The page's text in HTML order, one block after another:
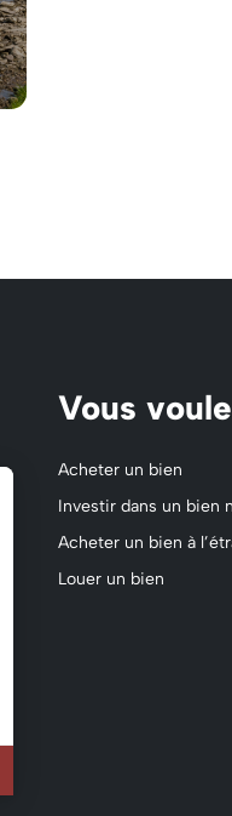
Vous
Acheter un bien
Investir dans un bien
Acheter un bien à
Louer un bien